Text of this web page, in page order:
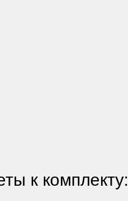
к комплекту: